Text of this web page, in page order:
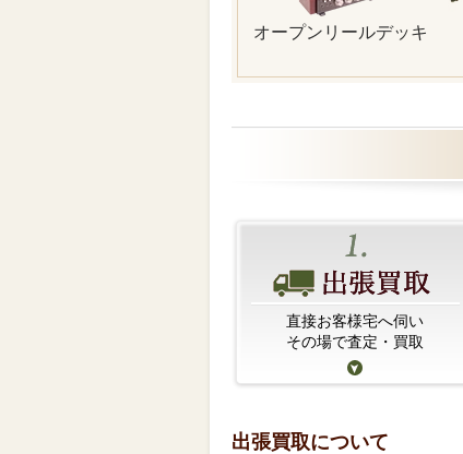
オープンリールデッキ
直接お客様宅へ伺い
その場で査定・買取
出張買取について